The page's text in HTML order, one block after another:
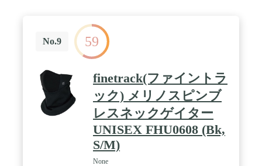
No.9 59
finetrack(ファイントラ
ック) メリノスピンブ
レスネックゲイター
UNISEX FHU0608 (Bk,
S/M)
None